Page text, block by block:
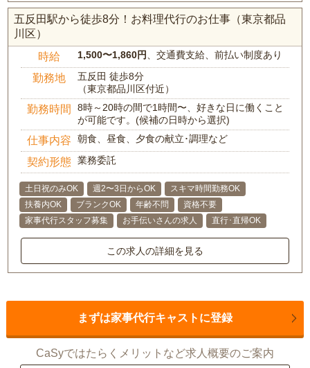
五反田駅から徒歩8分！お料理代行のお仕事（東京都品
川区）
時給 1,500〜1,860円 、交通費支給、前払い制度あり
勤務地
五反田 徒歩8分
（東京都品川区付近）
勤務時間
8時～20時の間で1時間〜、好きな日に働くこと
が可能です。(候補の日時から選択)
仕事内容 朝食、昼食、夕食の献立･調理など
契約形態 業務委託
土日祝のみOK 週2〜3日からOK
スキマ時間勤務OK
扶養内OK
ブランクOK 年齢不問
資格不要
家事代行スタッフ募集
お手伝いさんの求人 直行･直帰OK
この求人の詳細を見る
まずは家事代行キャストに登録
CaSyではたらくメリットなど求人概要のご案内